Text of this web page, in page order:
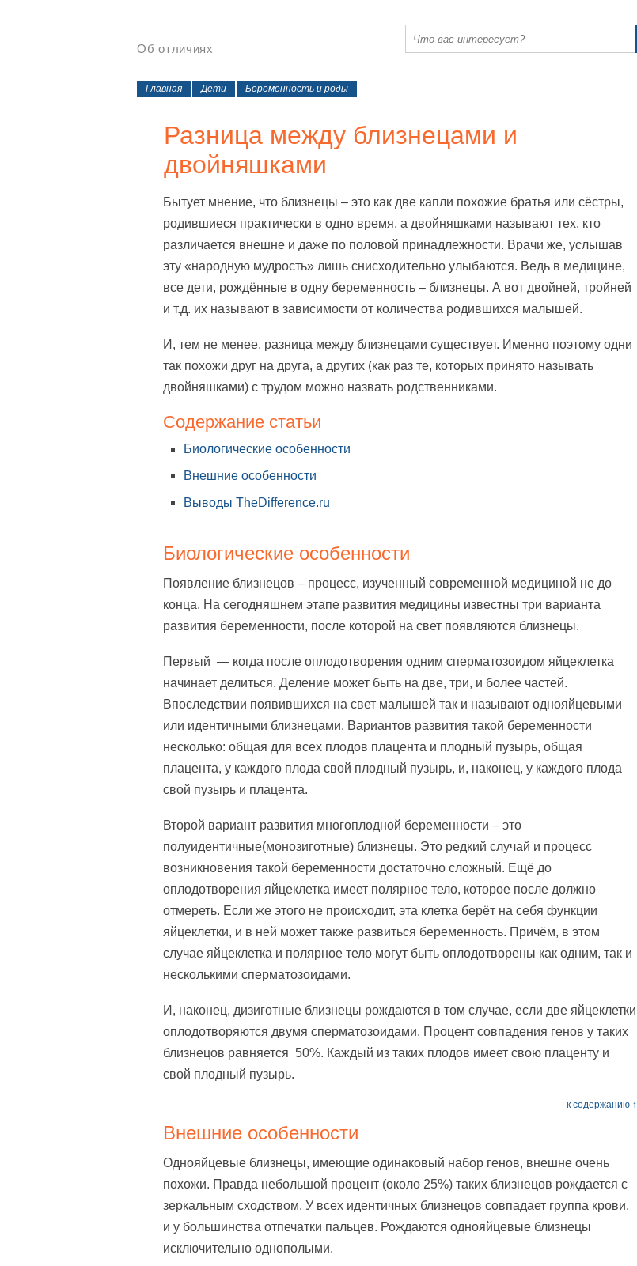
Об отличиях
Главная Дети Беременность и роды
Разница между близнецами и
двойняшками
Бытует мнение, что близнецы – это как две капли похожие братья или сёстры,
родившиеся практически в одно время, а двойняшками называют тех, кто
различается внешне и даже по половой принадлежности. Врачи же, услышав
эту «народную мудрость» лишь снисходительно улыбаются. Ведь в медицине,
все дети, рождённые в одну беременность – близнецы. А вот двойней, тройней
и т.д. их называют в зависимости от количества родившихся малышей.
И, тем не менее, разница между близнецами существует. Именно поэтому одни
так похожи друг на друга, а других (как раз те, которых принято называть
двойняшками) с трудом можно назвать родственниками.
Содержание статьи
Биологические особенности
Внешние особенности
Выводы TheDifference.ru
Биологические особенности
Появление близнецов – процесс, изученный современной медициной не до
конца. На сегодняшнем этапе развития медицины известны три варианта
развития беременности, после которой на свет появляются близнецы.
Первый — когда после оплодотворения одним сперматозоидом яйцеклетка
начинает делиться. Деление может быть на две, три, и более частей.
Впоследствии появившихся на свет малышей так и называют однояйцевыми
или идентичными близнецами. Вариантов развития такой беременности
несколько: общая для всех плодов плацента и плодный пузырь, общая
плацента, у каждого плода свой плодный пузырь, и, наконец, у каждого плода
свой пузырь и плацента.
Второй вариант развития многоплодной беременности – это
полуидентичные(монозиготные) близнецы. Это редкий случай и процесс
возникновения такой беременности достаточно сложный. Ещё до
оплодотворения яйцеклетка имеет полярное тело, которое после должно
отмереть. Если же этого не происходит, эта клетка берёт на себя функции
яйцеклетки, и в ней может также развиться беременность. Причём, в этом
случае яйцеклетка и полярное тело могут быть оплодотворены как одним, так и
несколькими сперматозоидами.
И, наконец, дизиготные близнецы рождаются в том случае, если две яйцеклетки
оплодотворяются двумя сперматозоидами. Процент совпадения генов у таких
близнецов равняется 50%. Каждый из таких плодов имеет свою плаценту и
свой плодный пузырь.
к содержанию ↑
Внешние особенности
Однояйцевые близнецы, имеющие одинаковый набор генов, внешне очень
похожи. Правда небольшой процент (около 25%) таких близнецов рождается с
зеркальным сходством. У всех идентичных близнецов совпадает группа крови,
и у большинства отпечатки пальцев. Рождаются однояйцевые близнецы
исключительно однополыми.